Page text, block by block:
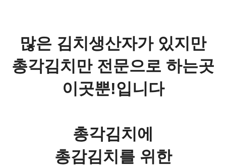
많은 김치생산자가 있지만
총각김치만 전문으로 하는곳
이곳뿐!입니다
총각김치에
총감김치를 위한